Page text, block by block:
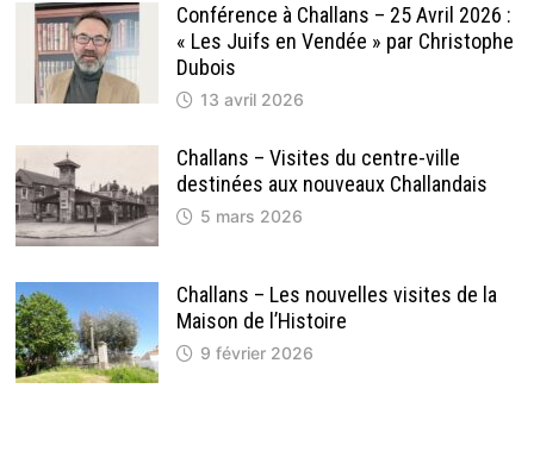
Conférence à Challans – 25 Avril 2026 :
« Les Juifs en Vendée » par Christophe
Dubois
13 avril 2026
Challans – Visites du centre-ville
destinées aux nouveaux Challandais
5 mars 2026
Challans – Les nouvelles visites de la
Maison de l’Histoire
9 février 2026